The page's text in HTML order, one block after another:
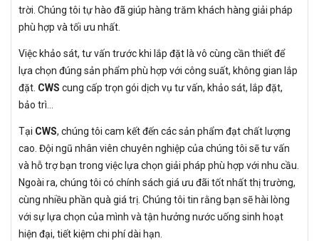
trời. Chúng tôi tự hào đã giúp hàng trăm khách hàng giải pháp
phù hợp và tối ưu nhất.
Việc khảo sát, tư vấn trước khi lắp đặt là vô cùng cần thiết để
lựa chọn đúng sản phẩm phù hợp với công suất, không gian lắp
đặt. CWS cung cấp trọn gói dịch vụ tư vấn, khảo sát, lắp đặt,
bảo trì…
Tại CWS, chúng tôi cam kết đến các sản phẩm đạt chất lượng
cao. Đội ngũ nhân viên chuyên nghiệp của chúng tôi sẽ tư vấn
và hỗ trợ bạn trong việc lựa chọn giải pháp phù hợp với nhu cầu.
Ngoài ra, chúng tôi có chính sách giá ưu đãi tốt nhất thị trường,
cùng nhiều phần quà giá trị. Chúng tôi tin rằng bạn sẽ hài lòng
với sự lựa chọn của mình và tận hưởng nước uống sinh hoạt
hiện đại, tiết kiệm chi phí dài hạn.